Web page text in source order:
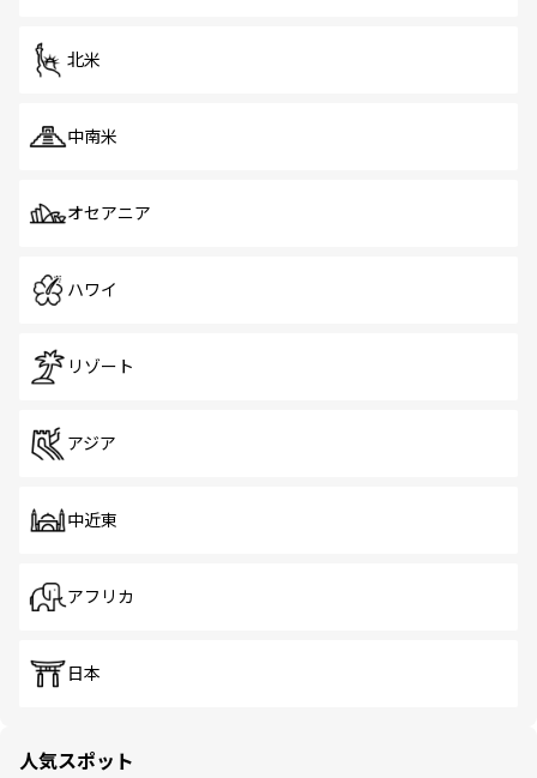
北米
中南米
オセアニア
ハワイ
リゾート
アジア
中近東
アフリカ
日本
人気スポット